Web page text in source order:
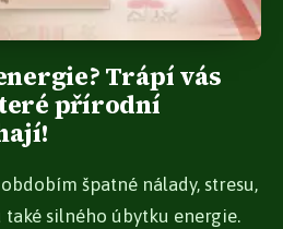
Trápí vás
přírodní
špatné nálady, stresu,
také silného úbytku energie.